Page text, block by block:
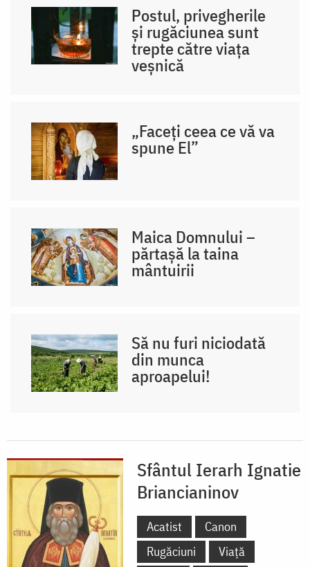
Postul, privegherile
și rugăciunea sunt
trepte către viața
veșnică
„Faceți ceea ce vă va
spune El”
Maica Domnului –
părtașă la taina
mântuirii
Să nu furi niciodată
din munca
aproapelui!
Sfântul Ierarh Ignatie
Briancianinov
Acatist
Canon
Rugăciuni
Viață